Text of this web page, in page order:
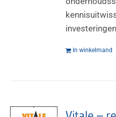
In winkelmand